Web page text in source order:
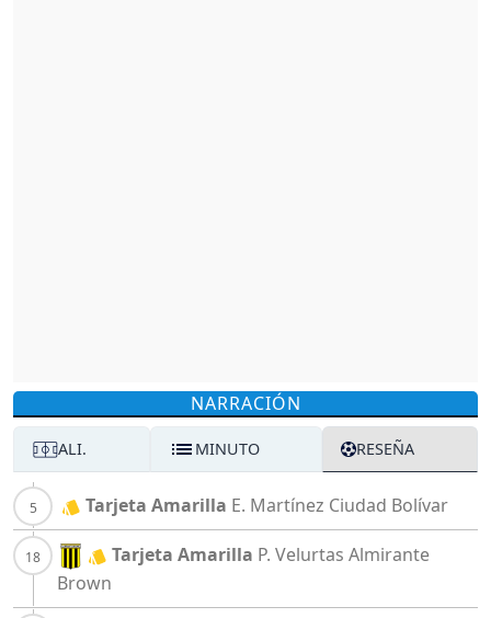
NARRACIÓN
ALI. MINUTO RESEÑA
Tarjeta Amarilla E. Martínez Ciudad Bolívar
Tarjeta Amarilla P. Velurtas Almirante
Brown